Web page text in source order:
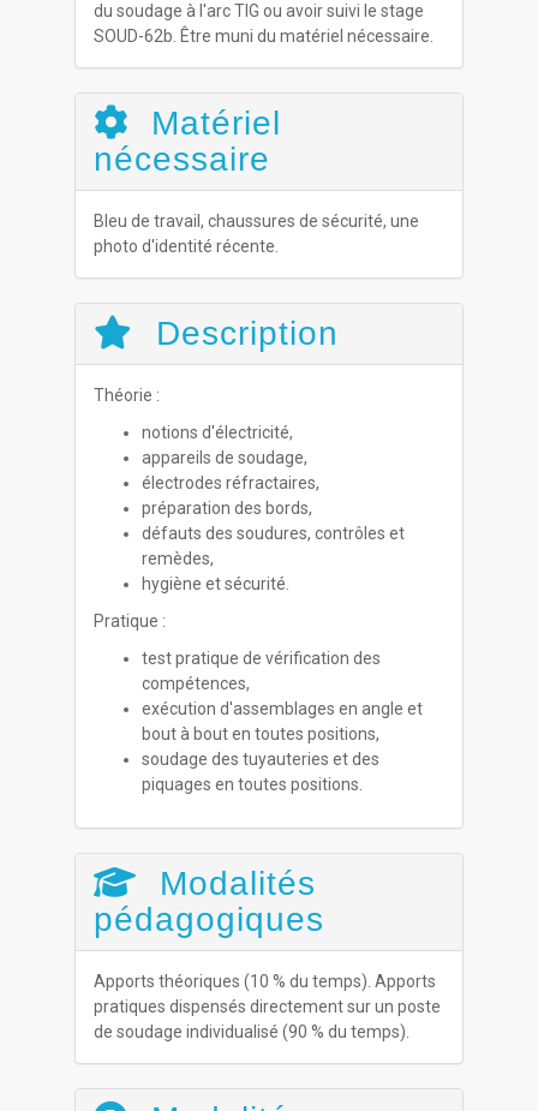
du soudage à l'arc TIG ou avoir suivi le stage
SOUD-62b. Être muni du matériel nécessaire.
Matériel
nécessaire
Bleu de travail, chaussures de sécurité, une
photo d'identité récente.
Description
Théorie :
notions d'électricité,
appareils de soudage,
électrodes réfractaires,
préparation des bords,
défauts des soudures, contrôles et
remèdes,
hygiène et sécurité.
Pratique :
test pratique de vérification des
compétences,
exécution d'assemblages en angle et
bout à bout en toutes positions,
soudage des tuyauteries et des
piquages en toutes positions.
Modalités
pédagogiques
Apports théoriques (10 % du temps). Apports
pratiques dispensés directement sur un poste
de soudage individualisé (90 % du temps).